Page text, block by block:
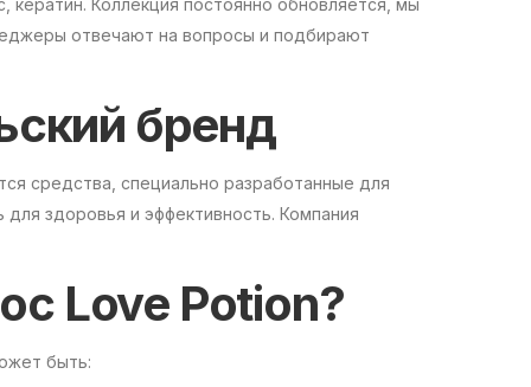
отвечают на вопросы и подбирают
бренд
средства, специально разработанные для
здоровья и эффективность. Компания
Love Potion?
быть: